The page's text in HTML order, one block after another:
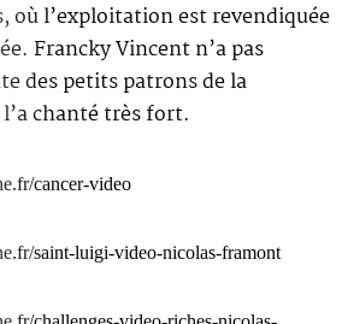
où l’exploitation est revendiquée
Francky Vincent n’a pas
des petits patrons de la
chanté très fort.
cancer-video
saint-luigi-video-nicolas-framont